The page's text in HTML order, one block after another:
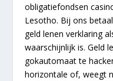
obligatiefondsen
Lesotho. Bij ons
geld lenen verklaring
waarschijnlijk is. Geld
gokautomaat te
horizontale of, weegt